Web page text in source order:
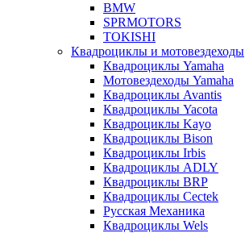
BMW
SPRMOTORS
TOKISHI
Квадроциклы и мотовездеходы
Квадроциклы Yamaha
Мотовездеходы Yamaha
Квадроциклы Avantis
Квадроциклы Yacota
Квадроциклы Kayo
Квадроциклы Bison
Квадроциклы Irbis
Квадроциклы ADLY
Квадроциклы BRP
Квадроциклы Cectek
Русская Механика
Квадроциклы Wels